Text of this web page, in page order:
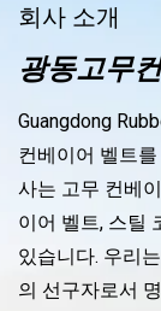
회사 소개
광동고무
Guangdong
컨베이어 벨트
사는 고무 컨베
이어 벨트, 스틸
있습니다. 우리
의 선구자로서